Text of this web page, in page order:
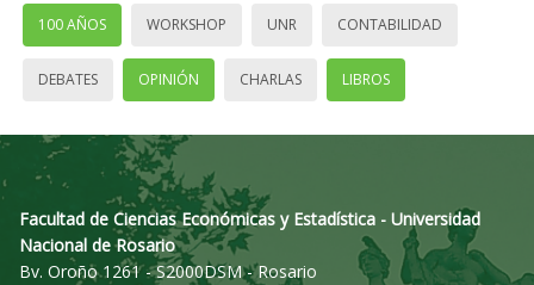
100 AÑOS WORKSHOP UNR CONTABILIDAD
DEBATES OPINIÓN CHARLAS LIBROS
Facultad de Ciencias Económicas y Estadística - Universidad
Nacional de Rosario
Bv. Oroño 1261 - S2000DSM - Rosario